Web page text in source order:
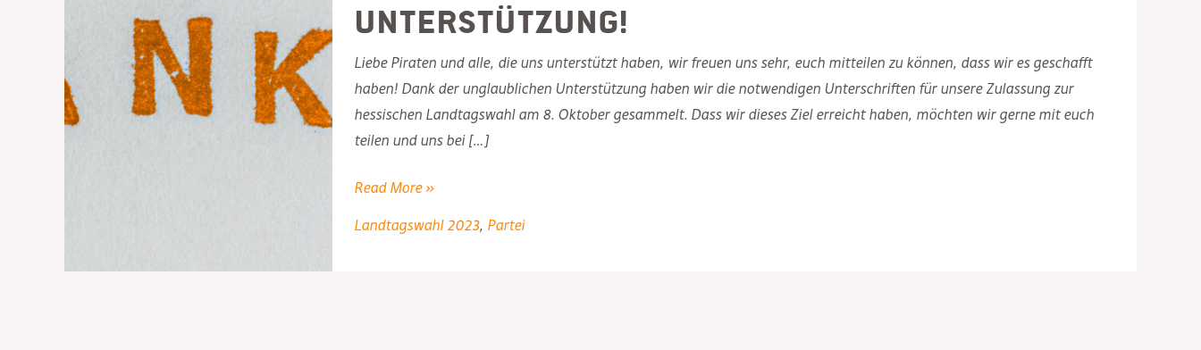
Unterstützung!
Liebe Piraten und alle, die uns unterstützt haben, wir freuen uns sehr, euch mitteilen zu können, dass wir es geschafft
haben! Dank der unglaublichen Unterstützung haben wir die notwendigen Unterschriften für unsere Zulassung zur
hessischen Landtagswahl am 8. Oktober gesammelt. Dass wir dieses Ziel erreicht haben, möchten wir gerne mit euch
teilen und uns bei […]
Gemeinsam
Read More »
Landtagswahl 2023, Partei